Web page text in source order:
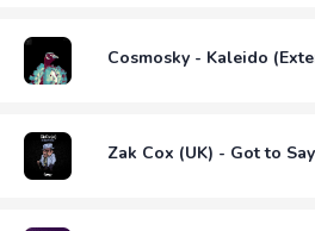
Cosmosky - Kaleido
Zak Cox (UK) - Got to